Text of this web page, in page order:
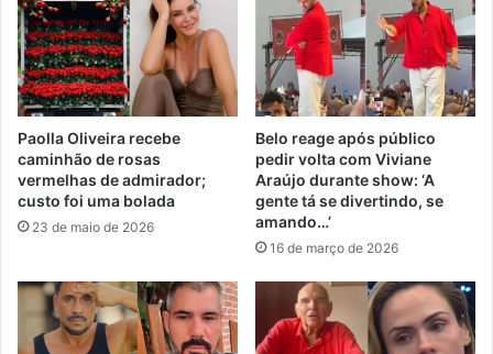
Paolla Oliveira recebe
caminhão de rosas
vermelhas de admirador;
custo foi uma bolada
23 de maio de 2026
Belo reage após público
pedir volta com Viviane
Araújo durante show: ‘A
gente tá se divertindo, se
amando…’
16 de março de 2026